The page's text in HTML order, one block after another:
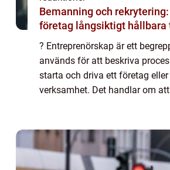
Bemanning och
företag långsiktigt hållbara
? Entreprenörskap är ett
används för att beskriva
starta och driva ett företag eller
verksamhet. Det handlar om